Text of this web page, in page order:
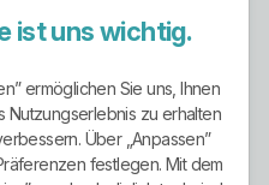
veröffentlichten
einzelnen
Strommix, sondern
aus.
ist uns wichtig.
ermöglichen Sie uns, Ihnen
zu erhalten
Über „Anpassen”
festlegen. Mit dem